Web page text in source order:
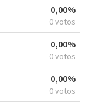
0,00%
0 votos
0,00%
0 votos
0,00%
0 votos